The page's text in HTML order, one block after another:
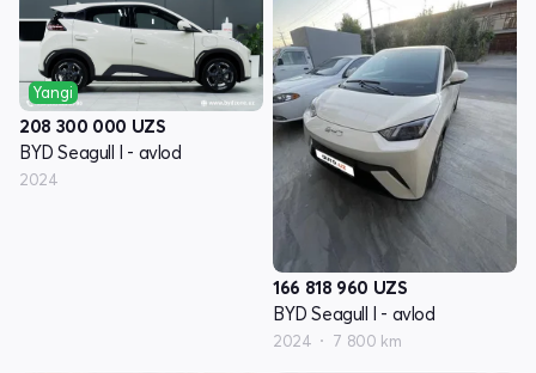
Yangi
208 300 000 UZS
BYD Seagull I - avlod
2024
166 818 960 UZS
BYD Seagull I - avlod
2024 7 800 km